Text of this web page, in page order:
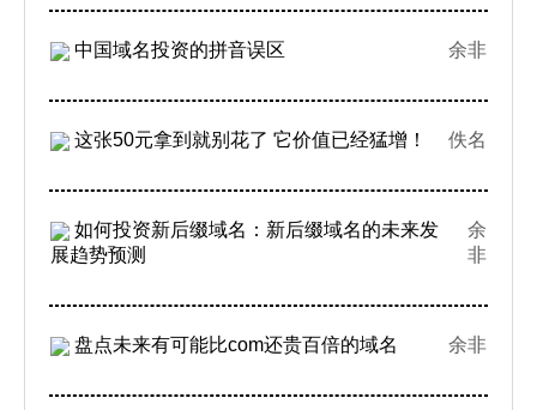
中国域名投资的拼音误区 余非
这张50元拿到就别花了 它价值已经猛增！ 佚名
如何投资新后缀域名：新后缀域名的未来发
展趋势预测
余
非
盘点未来有可能比com还贵百倍的域名 余非